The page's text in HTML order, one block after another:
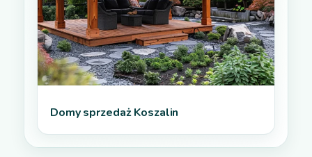
Domy sprzedaż Koszalin